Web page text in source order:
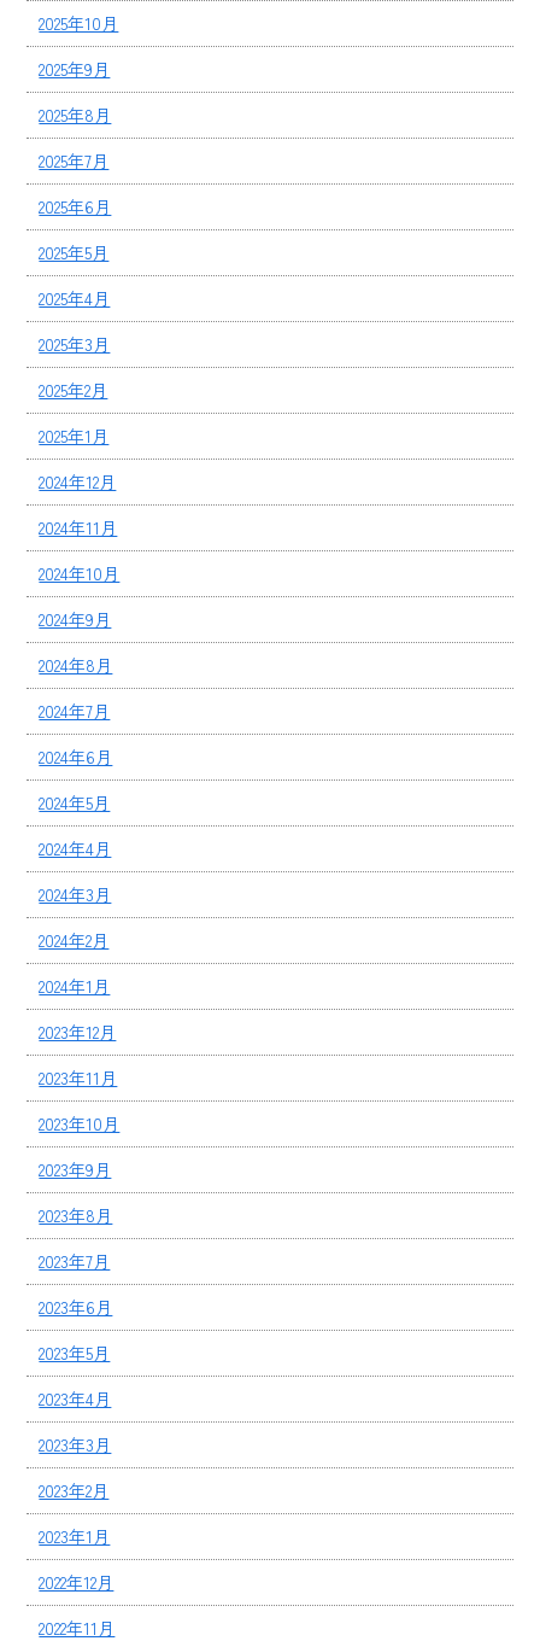
2025年10月
2025年9月
2025年8月
2025年7月
2025年6月
2025年5月
2025年4月
2025年3月
2025年2月
2025年1月
2024年12月
2024年11月
2024年10月
2024年9月
2024年8月
2024年7月
2024年6月
2024年5月
2024年4月
2024年3月
2024年2月
2024年1月
2023年12月
2023年11月
2023年10月
2023年9月
2023年8月
2023年7月
2023年6月
2023年5月
2023年4月
2023年3月
2023年2月
2023年1月
2022年12月
2022年11月